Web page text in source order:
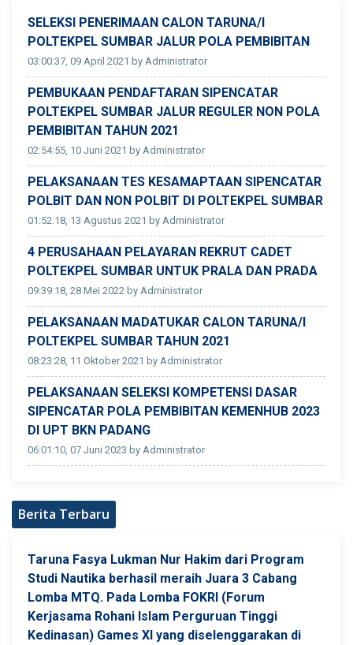
SELEKSI PENERIMAAN CALON TARUNA/I
POLTEKPEL SUMBAR JALUR POLA PEMBIBITAN
03:00:37, 09 April 2021 by Administrator
PEMBUKAAN PENDAFTARAN SIPENCATAR
POLTEKPEL SUMBAR JALUR REGULER NON POLA
PEMBIBITAN TAHUN 2021
02:54:55, 10 Juni 2021 by Administrator
PELAKSANAAN TES KESAMAPTAAN SIPENCATAR
POLBIT DAN NON POLBIT DI POLTEKPEL SUMBAR
01:52:18, 13 Agustus 2021 by Administrator
4 PERUSAHAAN PELAYARAN REKRUT CADET
POLTEKPEL SUMBAR UNTUK PRALA DAN PRADA
09:39:18, 28 Mei 2022 by Administrator
PELAKSANAAN MADATUKAR CALON TARUNA/I
POLTEKPEL SUMBAR TAHUN 2021
08:23:28, 11 Oktober 2021 by Administrator
PELAKSANAAN SELEKSI KOMPETENSI DASAR
SIPENCATAR POLA PEMBIBITAN KEMENHUB 2023
DI UPT BKN PADANG
06:01:10, 07 Juni 2023 by Administrator
Berita Terbaru
Taruna Fasya Lukman Nur Hakim dari Program
Studi Nautika berhasil meraih Juara 3 Cabang
Lomba MTQ. Pada Lomba FOKRI (Forum
Kerjasama Rohani Islam Perguruan Tinggi
Kedinasan) Games XI yang diselenggarakan di